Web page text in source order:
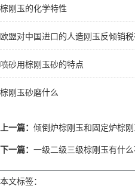
棕刚玉的化学特性
欧盟对中国进口的人造刚玉反倾销
喷砂用棕刚玉砂的特点
棕刚玉砂磨什么
上一篇： 倾倒炉棕刚玉和固定炉棕
下一篇： 一级二级三级棕刚玉有什
本文标签：